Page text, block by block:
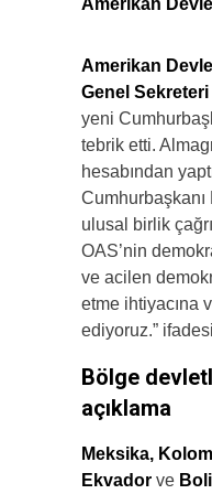
Amerikan
Amerikan
Genel
yeni
tebrik etti.
hesabından
Cumhurbaşkanı
ulusal birlik
OAS’nin
ve acilen
etme ihtiyacına
ediyoruz.”
Bölge
açıklama
Meksika,
Ekvador ve